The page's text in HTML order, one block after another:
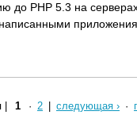
до PHP 5.3 на
1 · 2 следующая › ·